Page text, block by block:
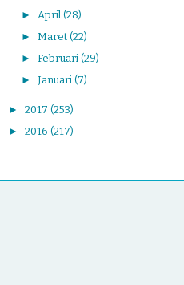
► April (28)
► Maret (22)
► Februari (29)
► Januari (7)
► 2017 (253)
► 2016 (217)